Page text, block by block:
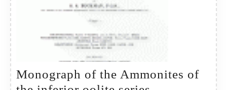
Monograph of the Ammonites of